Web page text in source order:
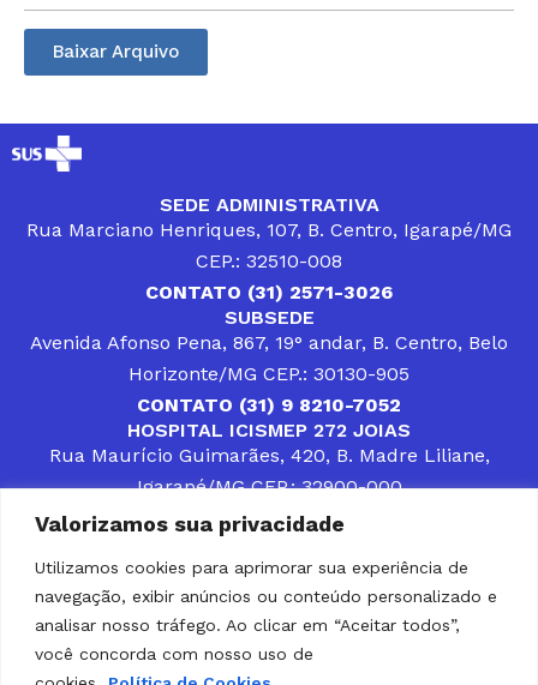
Valorizamos sua privacidade
Utilizamos cookies para aprimorar sua experiência de
navegação, exibir anúncios ou conteúdo personalizado e
analisar nosso tráfego. Ao clicar em “Aceitar todos”,
você concorda com nosso uso de
Baixar Arquivo
SEDE ADMINISTRATIVA
Rua Marciano Henriques, 107, B. Centro, Igarapé/MG
CEP.: 32510-008
CONTATO (31) 2571-3026
SUBSEDE
Avenida Afonso Pena, 867, 19° andar, B. Centro, Belo
Horizonte/MG CEP.: 30130-905
CONTATO (31) 9 8210-7052
HOSPITAL ICISMEP 272 JOIAS
Rua Maurício Guimarães, 420, B. Madre Liliane,
Igarapé/MG CEP.: 32900-000
CONTATOS (31) 3512-4400 ou (31) 9 8309-8660
DESENVOLVER SOLUÇÕES, AÇÕES E SERVIÇOS
PÚBLICOS QUE COMPLEMENTEM A ASSISTÊNCIA À
POPULAÇÃO DA REGIÃO EM QUE ATUA, SENDO
PARCEIRO DOS MUNICÍPIOS CONSORCIADOS NA
SOLUÇÃO DE DIFICULDADES ENFRENTADAS POR
GESTORES MUNICIPAIS, É O COMPROMISSO DO
ICISMEP.